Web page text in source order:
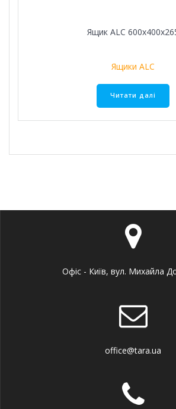
Ящик ALC
Ящики ALC
Читати далі
Офіс - Київ, вул. Михайла
office@tara.ua